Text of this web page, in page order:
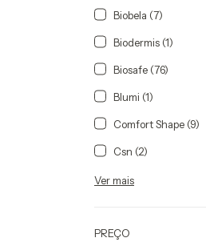
Biobela (7)
Biodermis (1)
Biosafe (76)
Blumi (1)
Comfort Shape (9)
Csn (2)
Ver mais
PREÇO